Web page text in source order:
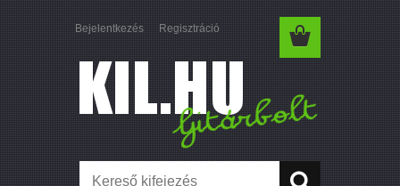
Bejelentkezés Regisztráció